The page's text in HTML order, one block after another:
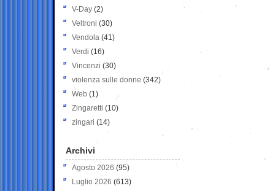
V-Day (2)
Veltroni (30)
Vendola (41)
Verdi (16)
Vincenzi (30)
violenza sulle donne (342)
Web (1)
Zingaretti (10)
zingari (14)
Archivi
Agosto 2026 (95)
Luglio 2026 (613)